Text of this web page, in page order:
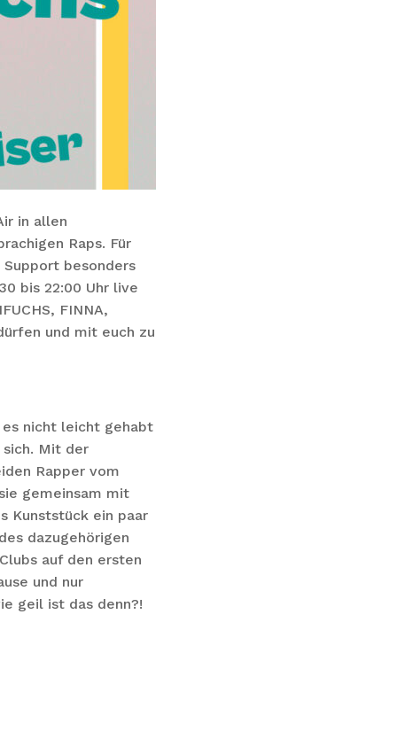
in allen
Raps. Für
besonders
bis 22:00 Uhr live
FINNA,
und mit euch zu
nicht leicht gehabt
Mit der
Rapper vom
gemeinsam mit
Kunststück ein paar
dazugehörigen
auf den ersten
und nur
geil ist das denn?!